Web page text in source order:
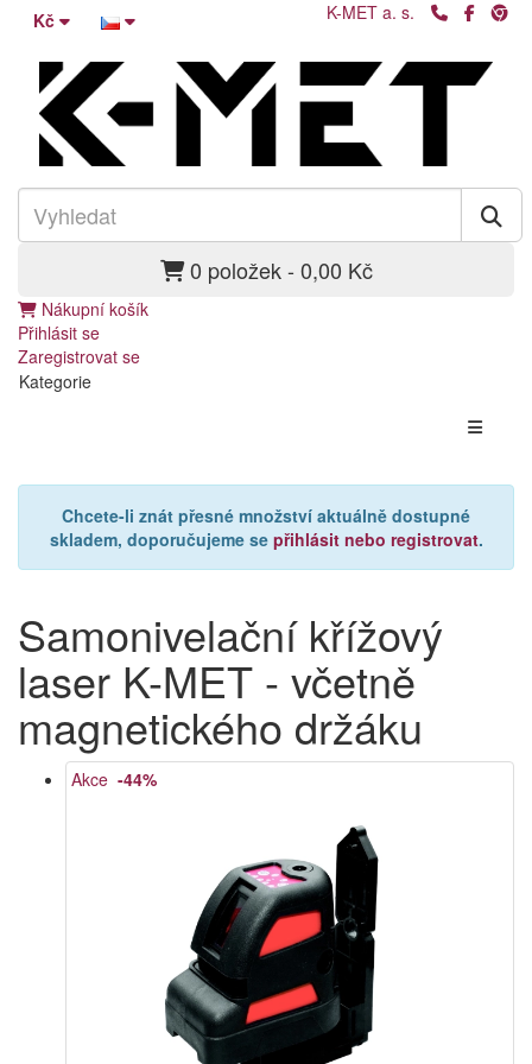
Kč K-MET a. s.
0 položek - 0,00 Kč
Nákupní košík
Přihlásit se
Zaregistrovat se
Kategorie
Chcete-li znát přesné množství aktuálně dostupné
skladem, doporučujeme se přihlásit nebo registrovat.
Samonivelační křížový
laser K-MET - včetně
magnetického držáku
Akce -44%